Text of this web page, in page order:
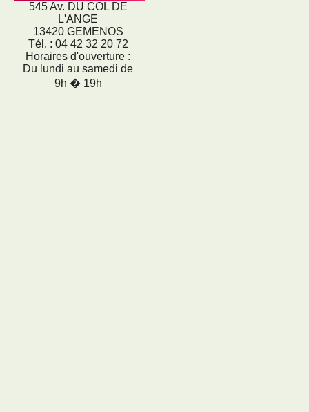
545 Av. DU COL DE
L'ANGE
13420 GEMENOS
Tél. : 04 42 32 20 72
Horaires d'ouverture :
Du lundi au samedi de
9h � 19h